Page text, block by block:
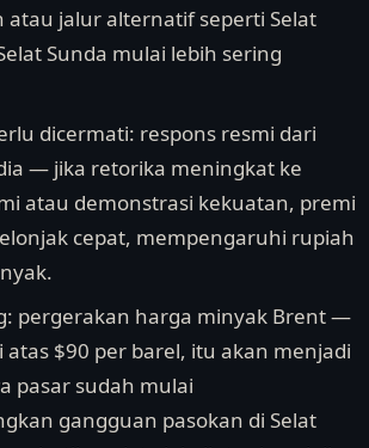
atau jalur alternatif seperti Selat
Sunda mulai lebih sering
dicermati: respons resmi dari
— jika retorika meningkat ke
atau demonstrasi kekuatan, premi
cepat, mempengaruhi rupiah
pergerakan harga minyak Brent —
atas $90 per barel, itu akan menjadi
pasar sudah mulai
gangguan pasokan di Selat